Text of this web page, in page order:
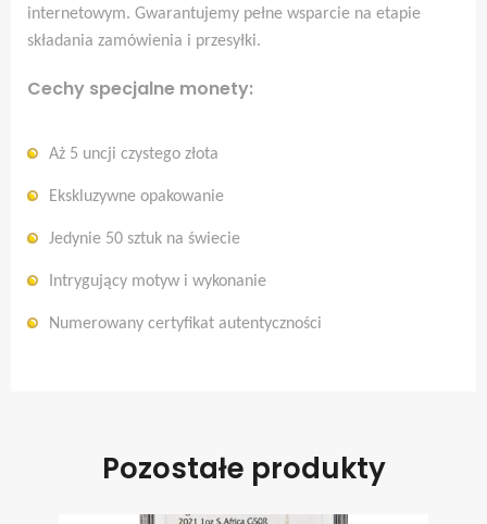
internetowym. Gwarantujemy pełne wsparcie na etapie
składania zamówienia i przesyłki.
Cechy specjalne monety:
Aż 5 uncji czystego złota
Ekskluzywne opakowanie
Jedynie 50 sztuk na świecie
Intrygujący motyw i wykonanie
Numerowany certyfikat autentyczności
Pozostałe produkty